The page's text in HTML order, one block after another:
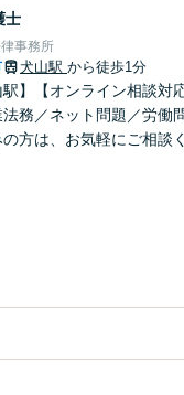
士
事務所
犬山駅 から徒歩1分
駅】【オンライン相談
務／ネット問題／労働
方は、お気軽にご相談